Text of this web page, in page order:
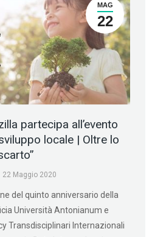
MAG
22
partecipa all’evento
locale | Oltre lo
22 Maggio 2020
del quinto anniversario della
Università Antonianum e
Transdisciplinari Internazionali